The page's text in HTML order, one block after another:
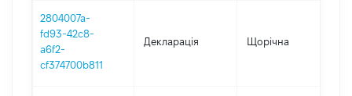
2804007a-
fd93-42c8-
a6f2-
cf374700b811
Декларація Щорічна